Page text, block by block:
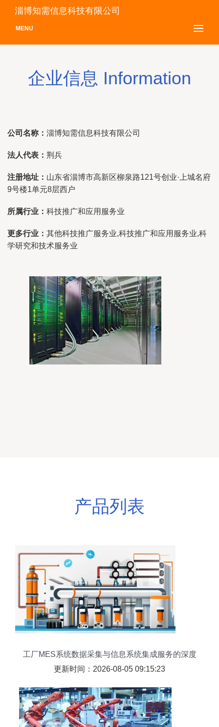
淄博知需信息科技有限公司
MENU
企业信息 Information
公司名称： 淄博知需信息科技有限公司
法人代表： 荆兵
注册地址： 山东省淄博市高新区柳泉路121号创业·上城名府
9号楼1单元8层西户
所属行业： 科技推广和应用服务业
更多行业： 其他科技推广服务业,科技推广和应用服务业,科
学研究和技术服务业
产品列表
工厂MES系统数据采集与信息系统集成服务的深度
融合之道
更新时间：2026-08-05 09:15:23